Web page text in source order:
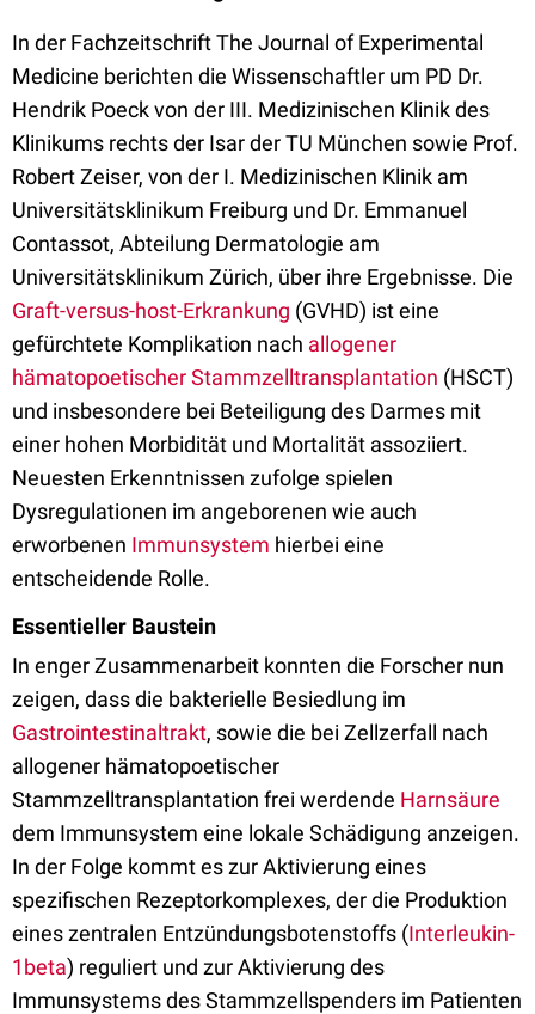
In der Fachzeitschrift The Journal of Experimental
Medicine berichten die Wissenschaftler um PD Dr.
Hendrik Poeck von der III. Medizinischen Klinik des
Klinikums rechts der Isar der TU München sowie Prof.
Robert Zeiser, von der I. Medizinischen Klinik am
Universitätsklinikum Freiburg und Dr. Emmanuel
Contassot, Abteilung Dermatologie am
Universitätsklinikum Zürich, über ihre Ergebnisse. Die
Graft-versus-host-Erkrankung (GVHD) ist eine
gefürchtete Komplikation nach allogener
hämatopoetischer Stammzelltransplantation (HSCT)
und insbesondere bei Beteiligung des Darmes mit
einer hohen Morbidität und Mortalität assoziiert.
Neuesten Erkenntnissen zufolge spielen
Dysregulationen im angeborenen wie auch
erworbenen Immunsystem hierbei eine
entscheidende Rolle.
Essentieller Baustein
In enger Zusammenarbeit konnten die Forscher nun
zeigen, dass die bakterielle Besiedlung im
Gastrointestinaltrakt, sowie die bei Zellzerfall nach
allogener hämatopoetischer
Stammzelltransplantation frei werdende Harnsäure
dem Immunsystem eine lokale Schädigung anzeigen.
In der Folge kommt es zur Aktivierung eines
spezifischen Rezeptorkomplexes, der die Produktion
eines zentralen Entzündungsbotenstoffs (Interleukin-
1beta) reguliert und zur Aktivierung des
Immunsystems des Stammzellspenders im Patienten